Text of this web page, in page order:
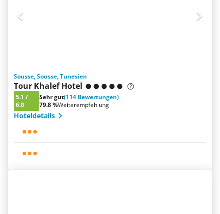
Sousse, Sousse, Tunesien
Tour Khalef Hotel
5.1 /
6.0
Sehr gut(114 Bewertungen)
79.8 %Weiterempfehlung
Hoteldetails